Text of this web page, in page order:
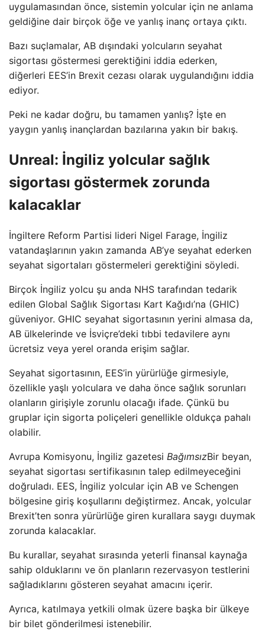
uygulamasından önce, sistemin yolcular için ne anlama
geldiğine dair birçok öğe ve yanlış inanç ortaya çıktı.
Bazı suçlamalar, AB dışındaki yolcuların seyahat
sigortası göstermesi gerektiğini iddia ederken,
diğerleri EES’in Brexit cezası olarak uygulandığını iddia
ediyor.
Peki ne kadar doğru, bu tamamen yanlış? İşte en
yaygın yanlış inançlardan bazılarına yakın bir bakış.
Unreal: İngiliz yolcular sağlık
sigortası göstermek zorunda
kalacaklar
İngiltere Reform Partisi lideri Nigel Farage, İngiliz
vatandaşlarının yakın zamanda AB’ye seyahat ederken
seyahat sigortaları göstermeleri gerektiğini söyledi.
Birçok İngiliz yolcu şu anda NHS tarafından tedarik
edilen Global Sağlık Sigortası Kart Kağıdı’na (GHIC)
güveniyor. GHIC seyahat sigortasının yerini almasa da,
AB ülkelerinde ve İsviçre’deki tıbbi tedavilere aynı
ücretsiz veya yerel oranda erişim sağlar.
Seyahat sigortasının, EES’in yürürlüğe girmesiyle,
özellikle yaşlı yolculara ve daha önce sağlık sorunları
olanların girişiyle zorunlu olacağı ifade. Çünkü bu
gruplar için sigorta poliçeleri genellikle oldukça pahalı
olabilir.
Avrupa Komisyonu, İngiliz gazetesi BağımsızBir beyan,
seyahat sigortası sertifikasının talep edilmeyeceğini
doğruladı. EES, İngiliz yolcular için AB ve Schengen
bölgesine giriş koşullarını değiştirmez. Ancak, yolcular
Brexit’ten sonra yürürlüğe giren kurallara saygı duymak
zorunda kalacaklar.
Bu kurallar, seyahat sırasında yeterli finansal kaynağa
sahip olduklarını ve ön planların rezervasyon testlerini
sağladıklarını gösteren seyahat amacını içerir.
Ayrıca, katılmaya yetkili olmak üzere başka bir ülkeye
bir bilet gönderilmesi istenebilir.